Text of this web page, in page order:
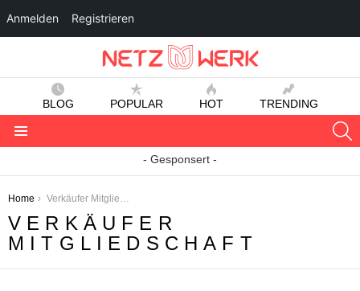
BLOG POPULAR HOT TRENDING
- Gesponsert -
You are here:
Home Verkäufer Mitgliedschaft
VERKÄUFER
MITGLIEDSCHAFT
Anmelden Registrieren